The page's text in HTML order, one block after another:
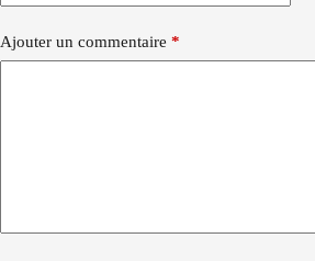
Ajouter un commentaire *